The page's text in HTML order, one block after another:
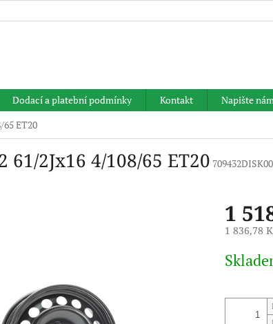
Dodací a platební podmínky Kontakt Napište
65 ET20
61/2Jx16 4/108/65 ET20
1
1 836,78
cena: